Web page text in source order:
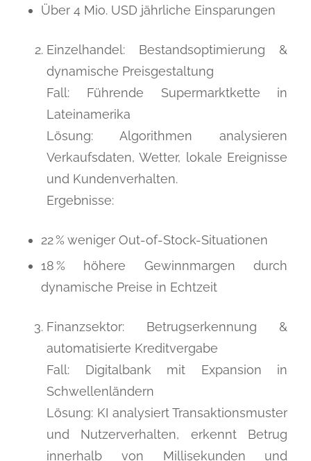
Über 4 Mio. USD jährliche Einsparungen
Einzelhandel: Bestandsoptimierung &
dynamische Preisgestaltung
Fall: Führende Supermarktkette in
Lateinamerika
Lösung: Algorithmen analysieren
Verkaufsdaten, Wetter, lokale Ereignisse
und Kundenverhalten.
Ergebnisse:
22 % weniger Out-of-Stock-Situationen
18 % höhere Gewinnmargen durch
dynamische Preise in Echtzeit
Finanzsektor: Betrugserkennung &
automatisierte Kreditvergabe
Fall: Digitalbank mit Expansion in
Schwellenländern
Lösung: KI analysiert Transaktionsmuster
und Nutzerverhalten, erkennt Betrug
innerhalb von Millisekunden und